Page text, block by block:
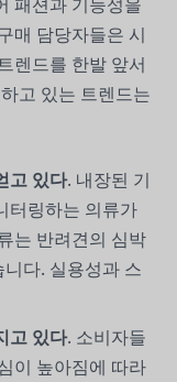
매 담당자들은 시
렌드를 한발 앞서
고 있는 트렌드는
고 있다. 내장된 기
터링하는 의류가
는 반려견의 심박
다. 실용성과 스
고 있다. 소비자들
이 높아짐에 따라